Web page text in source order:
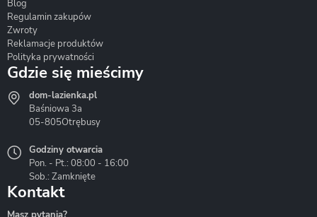
Hydrostop
Liveno
Blog
Regulamin zakupów
Zwroty
Reklamacje produktów
Polityka prywatności
Gdzie się mieścimy
dom-lazienka.pl
Baśniowa 3a
05-805Otrębusy
Godziny otwarcia
Pon. - Pt.: 08:00 - 16:00
Sob.: Zamknięte
Kontakt